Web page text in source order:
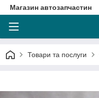
Магазин автозапчастин
Товари та послуги